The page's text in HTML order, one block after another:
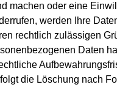
machen oder eine
werden Ihre
rechtlich zulässigen
Daten
die Löschung nach